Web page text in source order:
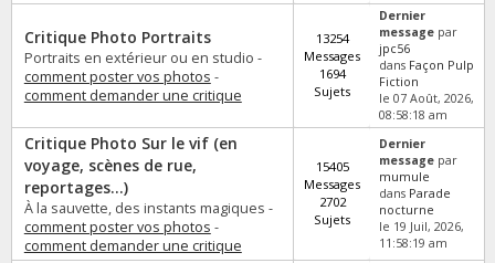
Critique Photo Portraits
Portraits en extérieur ou en studio -
comment poster vos photos -
comment demander une critique
13254
Messages
1694
Sujets
Dernier
message par
jpc56
dans Façon Pulp
Fiction
le 07 Août, 2026,
08:58:18 am
Critique Photo Sur le vif (en
voyage, scènes de rue,
reportages...)
À la sauvette, des instants magiques -
comment poster vos photos -
comment demander une critique
15405
Messages
2702
Sujets
Dernier
message par
mumule
dans Parade
nocturne
le 19 Juil, 2026,
11:58:19 am